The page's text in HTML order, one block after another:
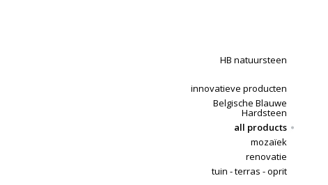
HB natuursteen
innovatieve producten
Belgische Blauwe
Hardsteen
all products
mozaïek
renovatie
tuin - terras - oprit